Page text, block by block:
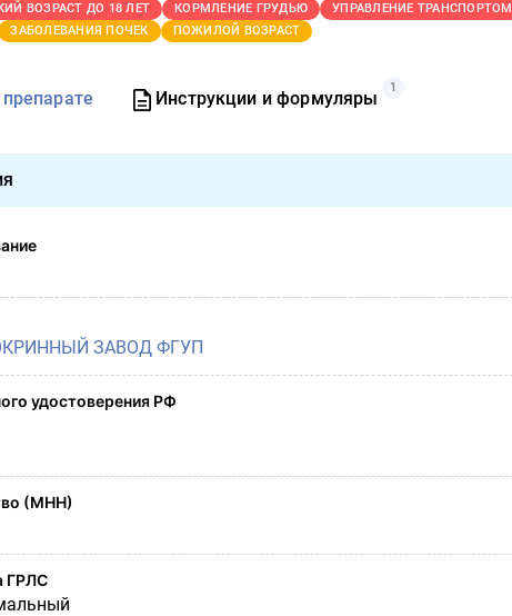
ВОЗРАСТ ДО 18 ЛЕТ КОРМЛЕНИЕ ГРУДЬЮ
УПРАВЛЕНИЕ ТРАНСПОРТОМ
ЗАБОЛЕВАНИЯ ПОЧЕК ПОЖИЛОЙ ВОЗРАСТ
Инструкции и формуляры
1
ЗАВОД ФГУП
удостоверения РФ
(МНН)
ГРЛС